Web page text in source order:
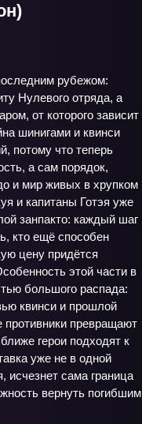
рубежом:
Нулевого отряда, а
от которого зависит
шинигами и квинси
потому что теперь
а сам порядок,
и мир живых в хрупком
и капитаны Готэя уже
занпакто: каждый шаг
кто ещё способен
цену придётся
этой части в
большого распада:
квинси и прошлой
противники превращают
герои подходят к
уже не в одной
исчезнет сама граница
вернуть погибшим